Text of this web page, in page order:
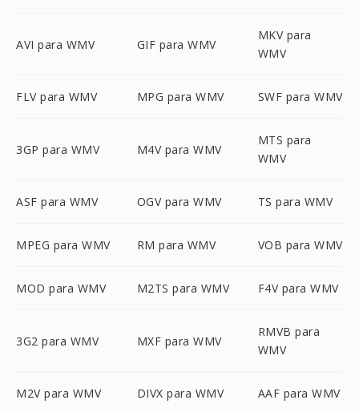
AVI para WMV GIF para WMV
MKV para
WMV
FLV para WMV MPG para WMV SWF para WMV
3GP para WMV M4V para WMV
MTS para
WMV
ASF para WMV OGV para WMV TS para WMV
MPEG para WMV RM para WMV VOB para WMV
MOD para WMV M2TS para WMV F4V para WMV
3G2 para WMV MXF para WMV
RMVB para
WMV
M2V para WMV DIVX para WMV AAF para WMV